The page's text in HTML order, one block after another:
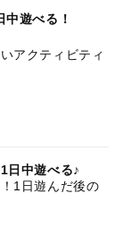
遊べる！
アクティビティ
日中遊べる♪
1日遊んだ後の